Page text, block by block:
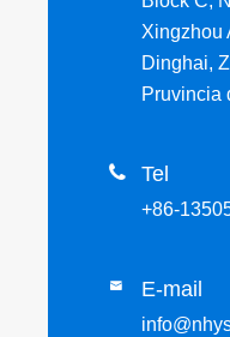
Xingzhou
Dinghai,
Pruvincia
 Tel
+86-
 E-mail